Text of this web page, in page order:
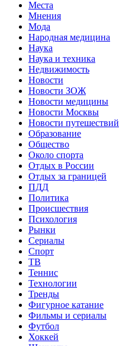
Места
Мнения
Мода
Народная медицина
Наука
Наука и техника
Недвижимость
Новости
Новости ЗОЖ
Новости медицины
Новости Москвы
Новости путешествий
Образование
Общество
Около спорта
Отдых в России
Отдых за границей
ПДД
Политика
Происшествия
Психология
Рынки
Сериалы
Спорт
ТВ
Теннис
Технологии
Тренды
Фигурное катание
Фильмы и сериалы
Футбол
Хоккей